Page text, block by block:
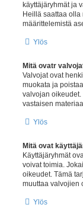
käyttäjäryhmät ja
Heillä saattaa
määrittelemistä
Ylös
Mitä ovatr
Valvojat ovat
muokata ja
valvojan
vastaisen
Ylös
Mitä ovat
Käyttäjäryhmät
voivat toimia.
oikeudet. Tämä
muuttaa valvojien
Ylös